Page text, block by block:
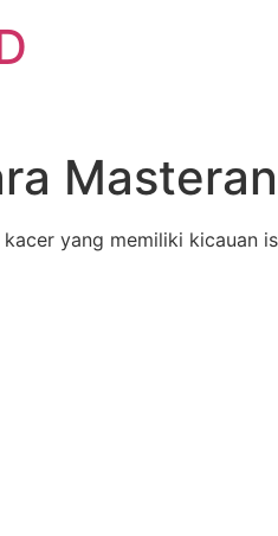
yang memiliki kicauan